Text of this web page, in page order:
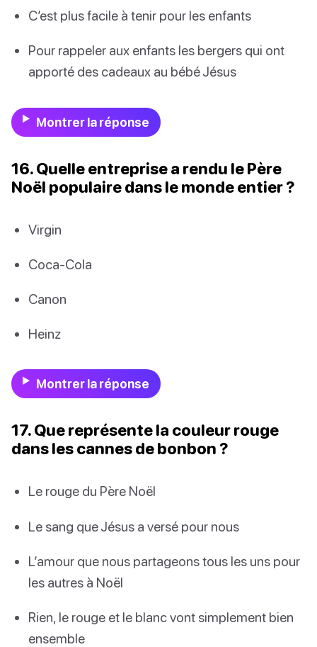
C’est plus facile à tenir pour les enfants
Pour rappeler aux enfants les bergers qui ont
apporté des cadeaux au bébé Jésus
Montrer la réponse
16. Quelle entreprise a rendu le Père
Noël populaire dans le monde entier ?
Virgin
Coca-Cola
Canon
Heinz
Montrer la réponse
17. Que représente la couleur rouge
dans les cannes de bonbon ?
Le rouge du Père Noël
Le sang que Jésus a versé pour nous
L’amour que nous partageons tous les uns pour
les autres à Noël
Rien, le rouge et le blanc vont simplement bien
ensemble